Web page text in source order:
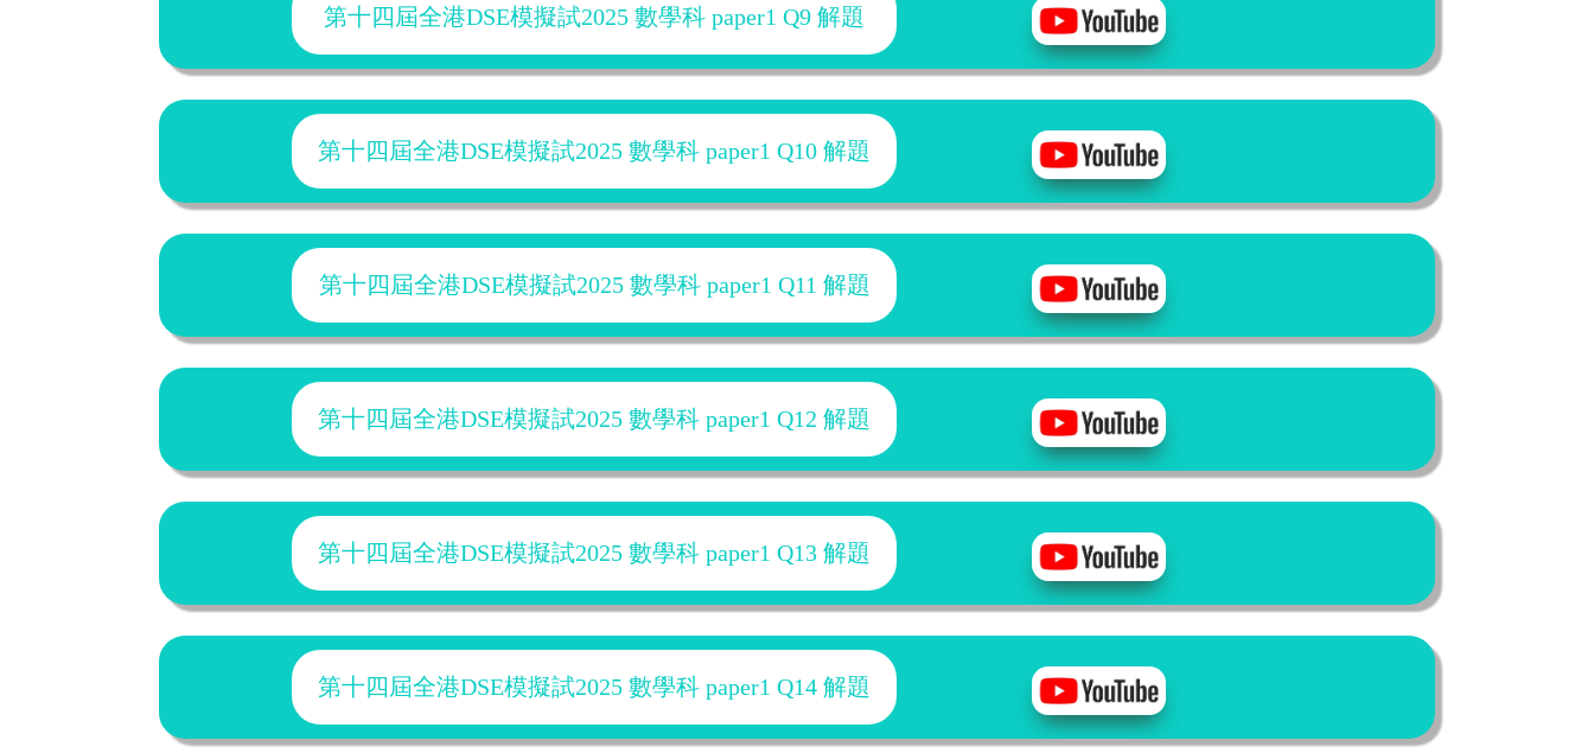
第十四屆全港DSE模擬試2025 數學科 paper1 Q9 解題
第十四屆全港DSE模擬試2025 數學科 paper1 Q10 解題
第十四屆全港DSE模擬試2025 數學科 paper1 Q11 解題
第十四屆全港DSE模擬試2025 數學科 paper1 Q12 解題
第十四屆全港DSE模擬試2025 數學科 paper1 Q13 解題
第十四屆全港DSE模擬試2025 數學科 paper1 Q14 解題